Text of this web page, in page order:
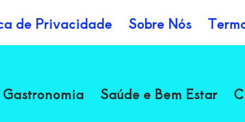
de Privacidade Sobre Nós
Gastronomia Saúde e Bem Estar